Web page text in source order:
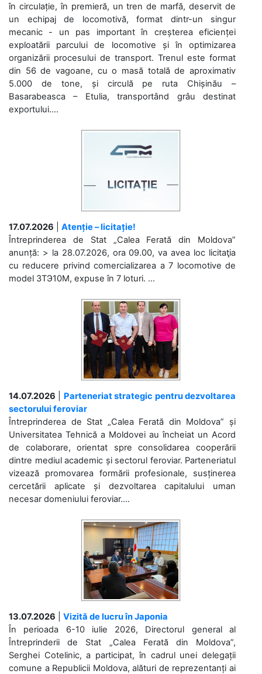
în circulație, în premieră, un tren de marfă, deservit de
un echipaj de locomotivă, format dintr-un singur
mecanic - un pas important în creșterea eficienței
exploatării parcului de locomotive și în optimizarea
organizării procesului de transport. Trenul este format
din 56 de vagoane, cu o masă totală de aproximativ
5.000 de tone, și circulă pe ruta Chișinău –
Basarabeasca – Etulia, transportând grâu destinat
exportului....
17.07.2026
Atenție – licitație!
Întreprinderea de Stat „Calea Ferată din Moldova”
anunță: > la 28.07.2026, ora 09.00, va avea loc licitaţia
cu reducere privind comercializarea a 7 locomotive de
model 3ТЭ10М, expuse în 7 loturi. ...
14.07.2026
Parteneriat strategic pentru dezvoltarea
sectorului feroviar
Întreprinderea de Stat „Calea Ferată din Moldova” și
Universitatea Tehnică a Moldovei au încheiat un Acord
de colaborare, orientat spre consolidarea cooperării
dintre mediul academic și sectorul feroviar. Parteneriatul
vizează promovarea formării profesionale, susținerea
cercetării aplicate și dezvoltarea capitalului uman
necesar domeniului feroviar....
13.07.2026
Vizită de lucru în Japonia
În perioada 6-10 iulie 2026, Directorul general al
Întreprinderii de Stat „Calea Ferată din Moldova”,
Serghei Cotelinic, a participat, în cadrul unei delegații
comune a Republicii Moldova, alături de reprezentanți ai